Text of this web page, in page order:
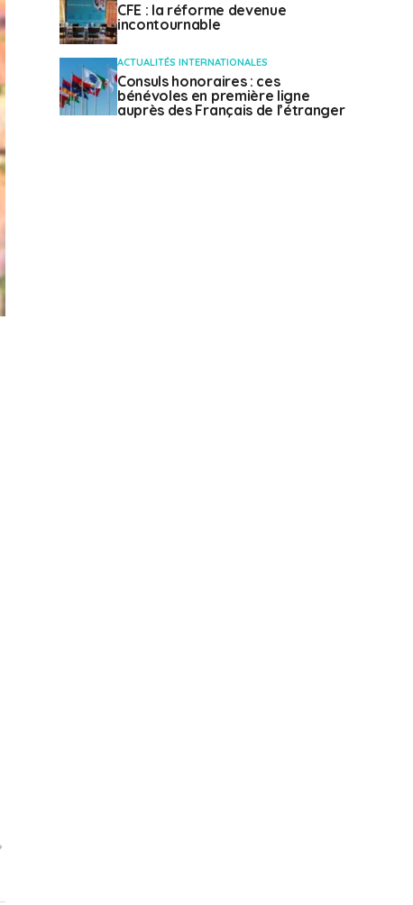
CFE : la réforme devenue
incontournable
ACTUALITÉS INTERNATIONALES
Consuls honoraires : ces
bénévoles en première ligne
auprès des Français de l’étranger